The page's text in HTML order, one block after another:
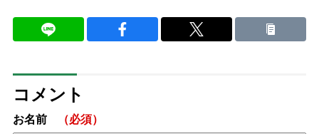
コメント
お名前 （必須）